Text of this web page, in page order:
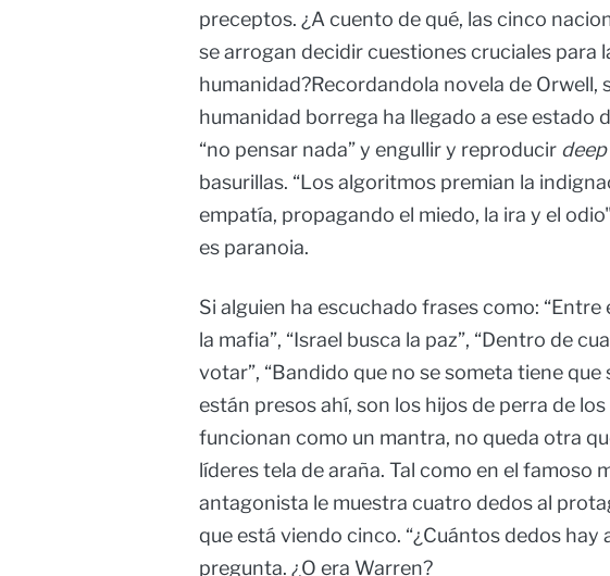
preceptos. ¿A cuento de qué, las cinco
se arrogan decidir cuestiones cruciales para
humanidad?Recordandola novela de Orwell,
humanidad borrega ha llegado a ese estado
“no pensar nada” y engullir y reproducir
basurillas. “Los algoritmos premian la
empatía, propagando el miedo, la ira y el
es paranoia.
Si alguien ha escuchado frases como:
la mafia”, “Israel busca la paz”, “Dentro de
votar”, “Bandido que no se someta tiene que
están presos ahí, son los hijos de perra de
funcionan como un mantra, no queda otra
líderes tela de araña. Tal como en el famoso
antagonista le muestra cuatro dedos al
que está viendo cinco. “¿Cuántos dedos hay
pregunta. ¿O era Warren?